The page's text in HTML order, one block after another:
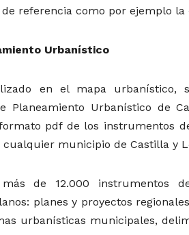
referencia como por ejemplo
Urbanístico
en el mapa urbanístico,
Planeamiento Urbanístico de
pdf de los instrumentos
municipio de Castilla y
de 12.000 instrumentos
planes y proyectos
urbanísticas municipales,